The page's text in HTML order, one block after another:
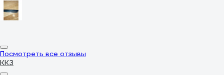
Посмотреть все отзывы
ККЗ